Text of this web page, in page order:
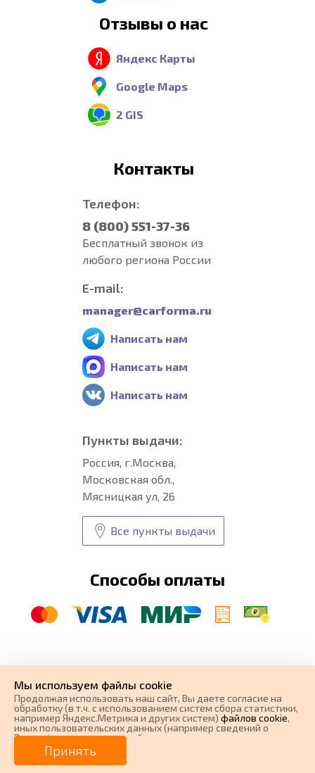
Отзывы о нас
Яндекс Карты
Google Maps
2 GIS
Контакты
Телефон:
8 (800) 551-37-36
Бесплатный звонок из
любого региона России
E-mail:
manager@carforma.ru
Написать нам
Написать нам
Написать нам
Пункты выдачи:
Россия, г.Москва,
Московская обл.,
Мясницкая ул, 26
Все пункты выдачи
Способы оплаты
автоковрики
разработка и
поисковое продвижение сайта
Мы используем файлы cookie
Продолжая использовать наш cайт, Вы даете согласие на
обработку (в т.ч. с использованием систем сбора статистики,
например Яндекс.Метрика и других систем) файлов cookie,
иных пользовательских данных (например сведений о
Вашем ip-адресе, сведений о местоположении, типе
устройства, времени посещения страницы, сведений о
ресурсах сети Интернет, с которых были совершены
переходы на наш сайт, сведения о Ваших действиях на сайте
Принять